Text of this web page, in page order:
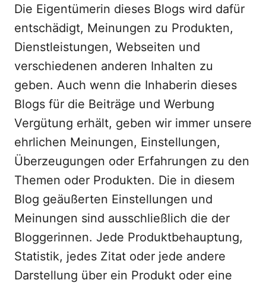
Die Eigentümerin dieses Blogs wird dafür
entschädigt, Meinungen zu Produkten,
Dienstleistungen, Webseiten und
verschiedenen anderen Inhalten zu
geben. Auch wenn die Inhaberin dieses
Blogs für die Beiträge und Werbung
Vergütung erhält, geben wir immer unsere
ehrlichen Meinungen, Einstellungen,
Überzeugungen oder Erfahrungen zu den
Themen oder Produkten. Die in diesem
Blog geäußerten Einstellungen und
Meinungen sind ausschließlich die der
Bloggerinnen. Jede Produktbehauptung,
Statistik, jedes Zitat oder jede andere
Darstellung über ein Produkt oder eine